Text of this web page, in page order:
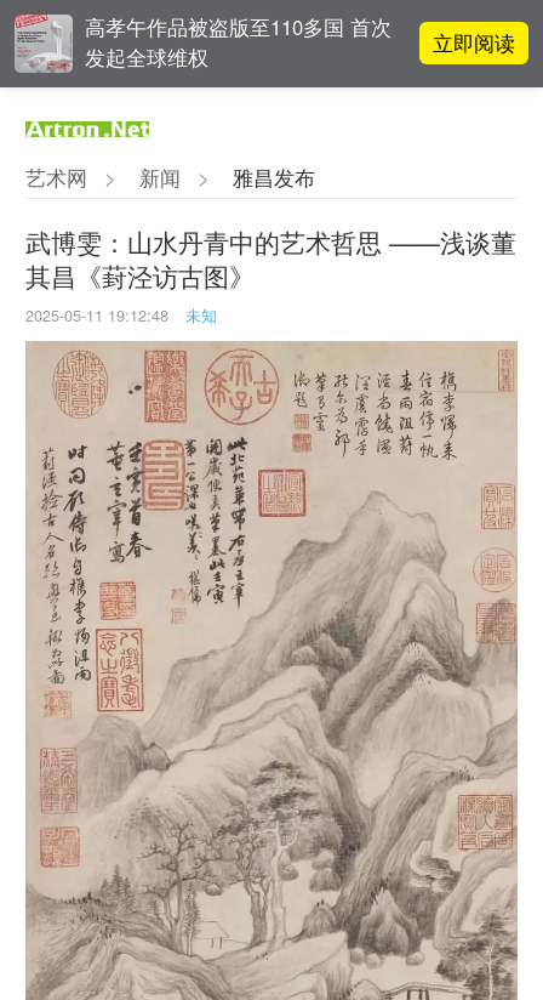
高孝午作品被盗版至110多国 首次
发起全球维权
立即阅读
破界与归真
阿拉里奥画廊上海转型：为何要成
为策展式艺术商业综合体？
OCAT上海馆：参与构建上海艺术生
态的十年
艺术网 > 新闻 > 雅昌发布
武博雯：山水丹青中的艺术哲思 ——浅谈董
其昌《葑泾访古图》
2025-05-11 19:12:48 未知